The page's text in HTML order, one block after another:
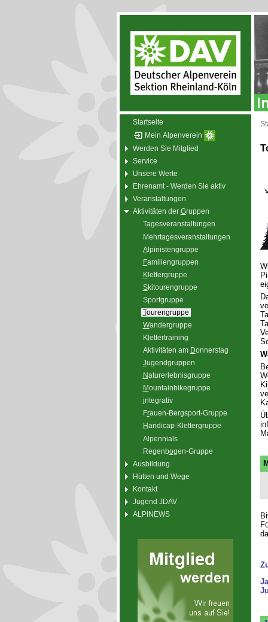
Startseite
Mein Alpenverein
Werden Sie Mitglied
Service
Unsere Werte
Ehrenamt - Werden Sie aktiv
Veranstaltungen
Aktivitäten der Gruppen
Tagesveranstaltungen
Mehrtagesveranstaltungen
Alpinistengruppe
Familiengruppen
Klettergruppe
Skitourengruppe
Sportgruppe
Tourengruppe
Wandergruppe
Kl ettertraining
Aktivitäten am Donnerstag
Jugendgruppen
Naturerlebnisgruppe
Mountainbikegruppe
integrativ
Frauen-Bergsport-Gruppe
Handicap-Klettergruppe
Alpennials
Regenbogen-Gruppe
Ausbildung
Hütten und Wege
Kontakt
Jugend JDAV
ALPINEWS